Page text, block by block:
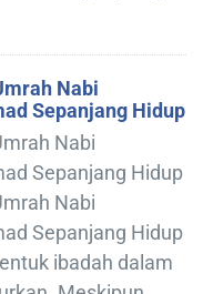
Nabi
Sepanjang Hidup
Nabi
Sepanjang Hidup
Nabi
Sepanjang Hidup
ibadah dalam